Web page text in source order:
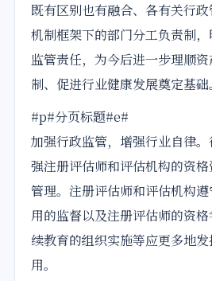
既有区别也有融合、各有关行
机制框架下的部门分工负责制
监管责任，为今后进一步理顺
制、促进行业健康发展奠定基础。
#p#分页标题#e#
加强行政监管，增强行业自律
强注册评估师和评估机构的资
管理。注册评估师和评估机构
用的监督以及注册评估师的资
续教育的组织实施等应更多地
用。